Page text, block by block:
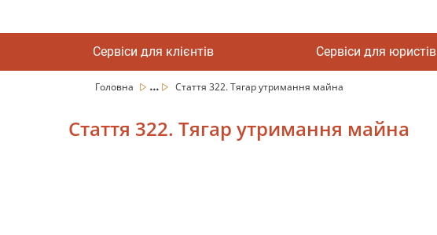
Сервіси для клієнтів Сервіси для юристів
Головна ... Стаття 322. Тягар утримання майна
Стаття 322. Тягар утримання майна